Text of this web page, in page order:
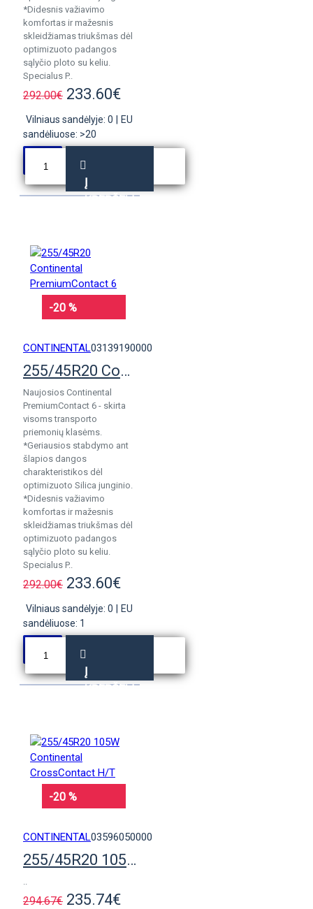
*Didesnis važiavimo
komfortas ir mažesnis
skleidžiamas triukšmas dėl
optimizuoto padangos
sąlyčio ploto su keliu.
Specialus P..
292.00€ 233.60€
Vilniaus sandėlyje: 0
EU
sandėliuose: >20
Į
KREPŠELĮ
-20 %
CONTINENTAL03139190000
255/45R20 Continental PremiumContact 6
Naujosios Continental
PremiumContact 6 - skirta
visoms transporto
priemonių klasėms.
*Geriausios stabdymo ant
šlapios dangos
charakteristikos dėl
optimizuoto Silica junginio.
*Didesnis važiavimo
komfortas ir mažesnis
skleidžiamas triukšmas dėl
optimizuoto padangos
sąlyčio ploto su keliu.
Specialus P..
292.00€ 233.60€
Vilniaus sandėlyje: 0
EU
sandėliuose: 1
Į
KREPŠELĮ
-20 %
CONTINENTAL03596050000
255/45R20 105W Continental CrossContact H/T
..
294.67€ 235.74€